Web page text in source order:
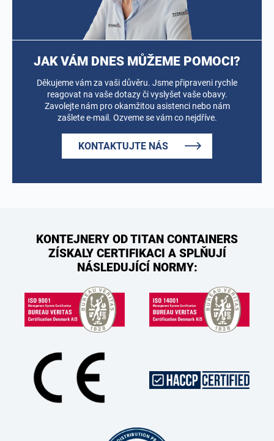
JAK VÁM DNES MŮŽEME POMOCI?
Děkujeme vám za vaši důvěru. Jsme připraveni rychle
reagovat na vaše dotazy či vyslyšet vaše obavy.
Zavolejte nám pro okamžitou asistenci nebo nám
zašlete e-mail. Ozveme se vám co nejdříve.
KONTAKTUJTE NÁS
KONTEJNERY OD TITAN CONTAINERS
ZÍSKALY CERTIFIKACI A SPLŇUJÍ
NÁSLEDUJÍCÍ NORMY: